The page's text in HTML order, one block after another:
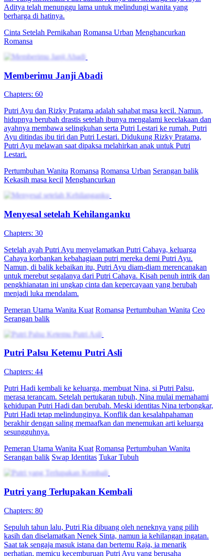
Balas Dendam Putri Asli
70 Episodes
Putri Pratama, putri asli Keluarga Pratama, dulu difitnah Citra sang
sistem pengubah suara hati, dia membalikkan keadaan sejak hari
pertama. Keluarga mulai menjauhi Citra dan kembali
menyayanginya. Kini Putri bersumpah membalas dendam,
mengakhiri semua tipu daya!
Kelahiran kembaliRomansaDrama Keluarga
Berlari untuk Kembali Padamu
69 Episodes